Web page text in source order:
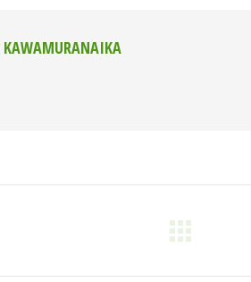
KAWAMURANAIKA